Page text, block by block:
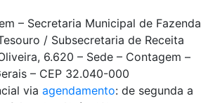
– Secretaria Municipal de Fazenda
/ Subsecretaria de Receita
6.620 – Sede – Contagem –
– CEP 32.040-000
via agendamento: de segunda a